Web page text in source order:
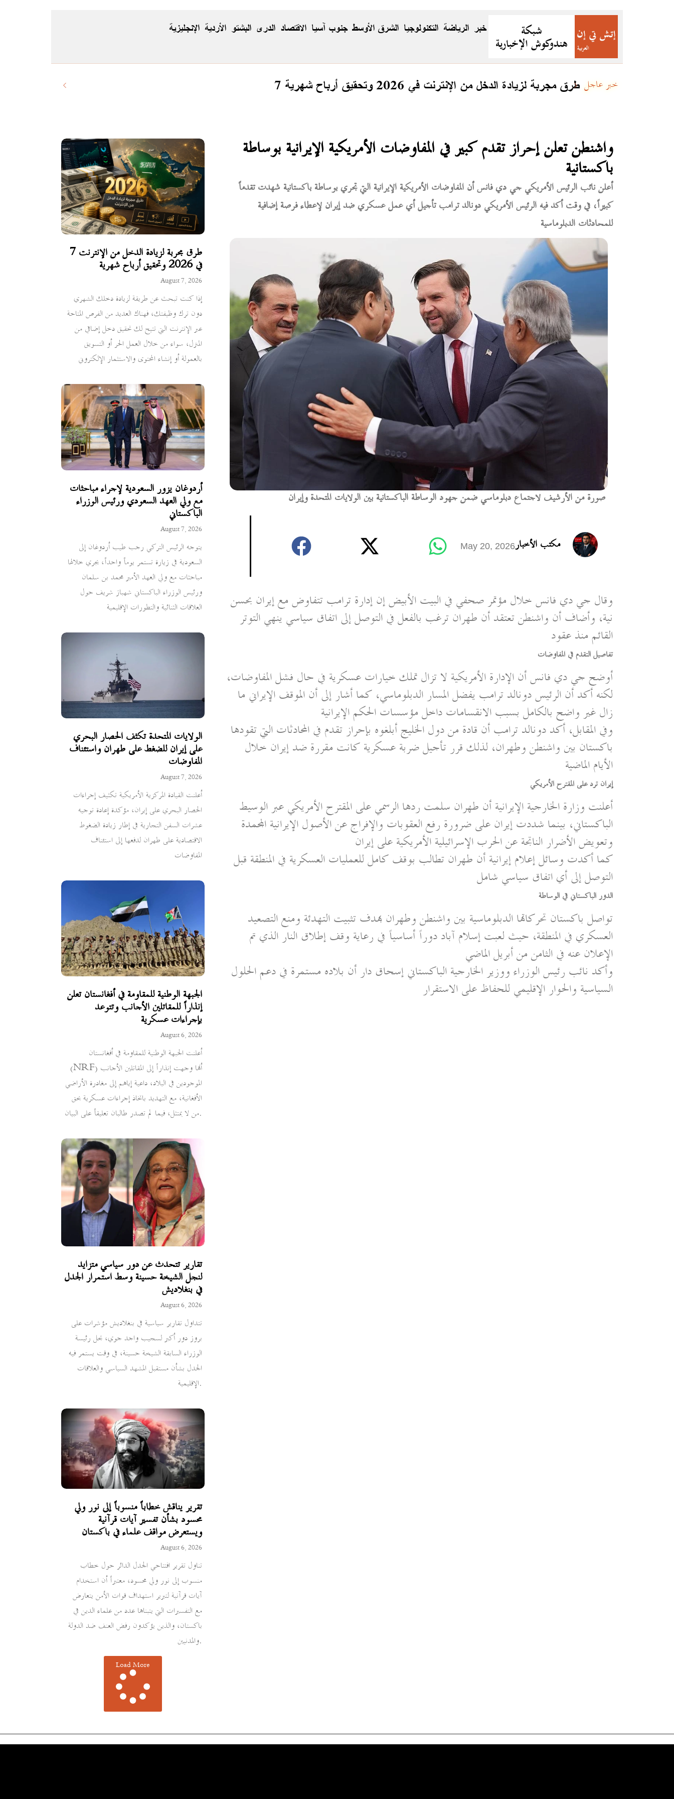
الاقتصاد جنوب آسيا الشرق الأوسط التكنولوجيا الرياضة خبر الإنجليزية الأردية البشتو الدری
7 طرق مجربة لزيادة الدخل من الإنترنت في 2026 وتحقيق أرباح شهرية خبر عاجل
7 طرق مجربة لزيادة الدخل من الإنترنت
في 2026 وتحقيق أرباح شهرية
August 7, 2026
إذا كنت تبحث عن طريقة لزيادة دخلك الشهري
دون ترك وظيفتك، فهناك العديد من الفرص المتاحة
عبر الإنترنت التي تتيح لك تحقيق دخل إضافي من
المنزل، سواء من خلال العمل الحر أو التسويق
بالعمولة أو إنشاء المحتوى والاستثمار الإلكتروني
أردوغان يزور السعودية لإجراء مباحثات
مع ولي العهد السعودي ورئيس الوزراء
الباكستاني
August 7, 2026
يتوجه الرئيس التركي رجب طيب أردوغان إلى
السعودية في زيارة تستمر يوماً واحداً، يجري خلالها
مباحثات مع ولي العهد الأمير محمد بن سلمان
ورئيس الوزراء الباكستاني شهباز شريف حول
العلاقات الثنائية والتطورات الإقليمية
الولايات المتحدة تكثف الحصار البحري
على إيران للضغط على طهران واستئناف
المفاوضات
August 7, 2026
أعلنت القيادة المركزية الأمريكية تكثيف إجراءات
الحصار البحري على إيران، مؤكدة إعادة توجيه
عشرات السفن التجارية في إطار زيادة الضغوط
الاقتصادية على طهران لدفعها إلى استئناف
المفاوضات
الجبهة الوطنية للمقاومة في أفغانستان تعلن
إنذاراً للمقاتلين الأجانب وتتوعد
بإجراءات عسكرية
August 6, 2026
أعلنت الجبهة الوطنية للمقاومة في أفغانستان
(NRF) أنها وجهت إنذاراً إلى المقاتلين الأجانب
الموجودين في البلاد، داعية إياهم إلى مغادرة الأراضي
الأفغانية، مع التهديد باتخاذ إجراءات عسكرية بحق
من لا يمتثل، فيما لم تصدر طالبان تعليقاً على البيان.
تقارير تتحدث عن دور سياسي متزايد
لنجل الشيخة حسينة وسط استمرار الجدل
في بنغلاديش
August 6, 2026
تتداول تقارير سياسية في بنغلاديش مؤشرات على
بروز دور أكبر لسجيب واجد جوي، نجل رئيسة
الوزراء السابقة الشيخة حسينة، في وقت يستمر فيه
الجدل بشأن مستقبل المشهد السياسي والعلاقات
الإقليمية.
تقرير يناقش خطاباً منسوباً إلى نور ولي
محسود بشأن تفسير آيات قرآنية
ويستعرض مواقف علماء في باكستان
August 6, 2026
تناول تقرير افتتاحي الجدل الدائر حول خطاب
منسوب إلى نور ولي محسود، معتبراً أن استخدام
آيات قرآنية لتبرير استهداف قوات الأمن يتعارض
مع التفسيرات التي يتبناها عدد من علماء الدين في
باكستان، والذين يؤكدون رفض العنف ضد الدولة
والمدنيين.
Load More
واشنطن تعلن إحراز تقدم كبير في المفاوضات الأمريكية الإيرانية بوساطة
باكستانية
أعلن نائب الرئيس الأمريكي جي دي فانس أن المفاوضات الأمريكية الإيرانية التي تجري بوساطة باكستانية شهدت تقدماً
كبيراً، في وقت أكد فيه الرئيس الأمريكي دونالد ترامب تأجيل أي عمل عسكري ضد إيران لإعطاء فرصة إضافية
للمحادثات الدبلوماسية
صورة من الأرشيف لاجتماع دبلوماسي ضمن جهود الوساطة الباكستانية بين الولايات المتحدة وإيران
مكتب الأخبارMay 20, 2026
وقال جي دي فانس خلال مؤتمر صحفي في البيت الأبيض إن إدارة ترامب تتفاوض مع إيران بحسن
نية، وأضاف أن واشنطن تعتقد أن طهران ترغب بالفعل في التوصل إلى اتفاق سياسي ينهي التوتر
القائم منذ عقود
تفاصيل التقدم في المفاوضات
أوضح جي دي فانس أن الإدارة الأمريكية لا تزال تملك خيارات عسكرية في حال فشل المفاوضات،
لكنه أكد أن الرئيس دونالد ترامب يفضل المسار الدبلوماسي، كما أشار إلى أن الموقف الإيراني ما
زال غير واضح بالكامل بسبب الانقسامات داخل مؤسسات الحكم الإيرانية
وفي المقابل، أكد دونالد ترامب أن قادة من دول الخليج أبلغوه بإحراز تقدم في المحادثات التي تقودها
باكستان بين واشنطن وطهران، لذلك قرر تأجيل ضربة عسكرية كانت مقررة ضد إيران خلال
الأيام الماضية
إيران ترد على المقترح الأمريكي
أعلنت وزارة الخارجية الإيرانية أن طهران سلمت ردها الرسمي على المقترح الأمريكي عبر الوسيط
الباكستاني، بينما شددت إيران على ضرورة رفع العقوبات والإفراج عن الأصول الإيرانية المجمدة
وتعويض الأضرار الناتجة عن الحرب الإسرائيلية الأمريكية على إيران
كما أكدت وسائل إعلام إيرانية أن طهران تطالب بوقف كامل للعمليات العسكرية في المنطقة قبل
التوصل إلى أي اتفاق سياسي شامل
الدور الباكستاني في الوساطة
تواصل باكستان تحركاتها الدبلوماسية بين واشنطن وطهران بهدف تثبيت التهدئة ومنع التصعيد
العسكري في المنطقة، حيث لعبت إسلام آباد دوراً أساسياً في رعاية وقف إطلاق النار الذي تم
الإعلان عنه في الثامن من أبريل الماضي
وأكد نائب رئيس الوزراء ووزير الخارجية الباكستاني إسحاق دار أن بلاده مستمرة في دعم الحلول
السياسية والحوار الإقليمي للحفاظ على الاستقرار